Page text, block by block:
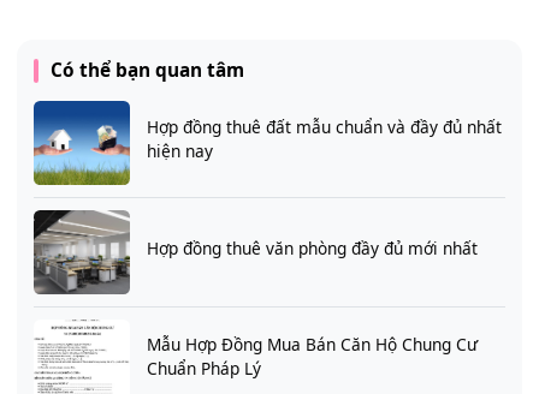
Có thể bạn quan tâm
Hợp đồng thuê đất mẫu chuẩn và đầy đủ nhất
hiện nay
Hợp đồng thuê văn phòng đầy đủ mới nhất
Mẫu Hợp Đồng Mua Bán Căn Hộ Chung Cư
Chuẩn Pháp Lý